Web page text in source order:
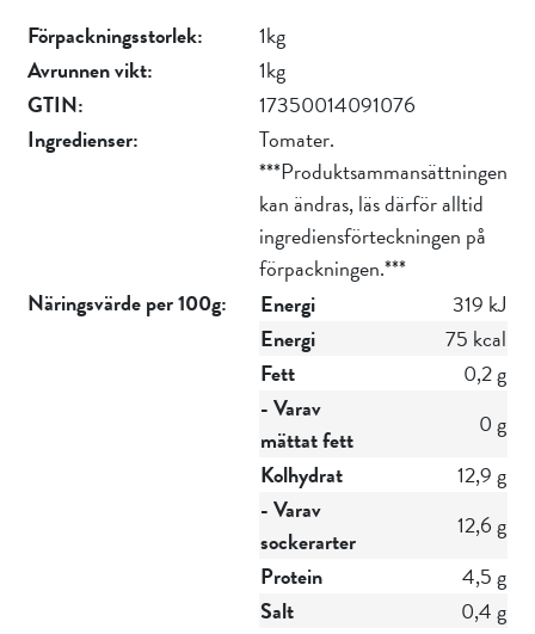
Förpackningsstorlek:
1kg
Avrunnen vikt:
1kg
GTIN:
17350014091076
Ingredienser:
Tomater.
***Produktsammansättningen
kan ändras, läs därför alltid
ingrediensförteckningen på
förpackningen.***
Näringsvärde per 100g:
Energi
319 kJ
Energi
75 kcal
Fett
0,2 g
- Varav
mättat fett
0 g
Kolhydrat
12,9 g
- Varav
sockerarter
12,6 g
Protein
4,5 g
Salt
0,4 g